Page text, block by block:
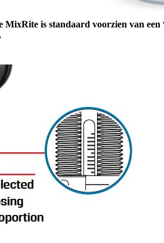
is standaard voorzien van een